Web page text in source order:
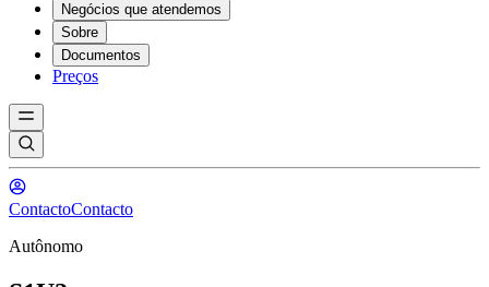
Negócios que atendemos
Sobre
Documentos
Preços
ContactoContacto
Autônomo